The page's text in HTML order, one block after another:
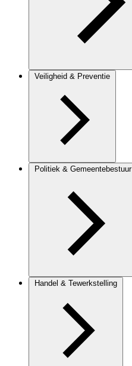
Veiligheid & Preventie
Politiek & Gemeentebestuur
Handel & Tewerkstelling